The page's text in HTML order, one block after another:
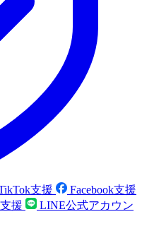
支援
Facebook支援
援
LINE公式アカウン